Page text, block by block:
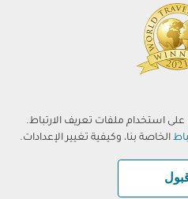
استخدام ملفات تعريف الارتباط.
الخاصة بنا، وكيفية تغيير الإعدادات.